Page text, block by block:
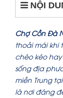
NỘI
Chợ Cồn Đà
thoải mái khi
chèo kéo
sống địa
miền Trung
là nơi đáng